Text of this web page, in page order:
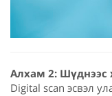
Алхам 2: Шүднээс
Digital scan эсвэл